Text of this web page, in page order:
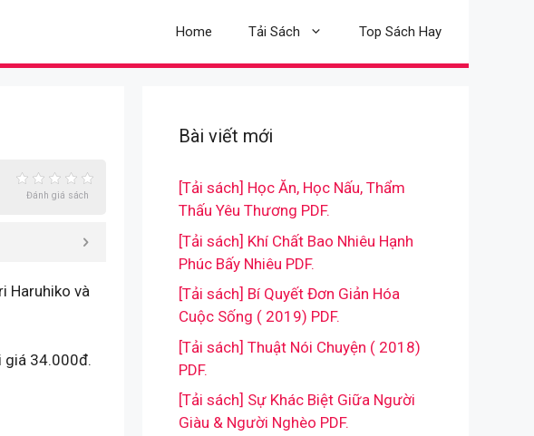
Home Tải Sách Top Sách Hay
Đánh giá sách
Haruhiko và
giá 34.000đ.
Bài viết mới
[Tải sách] Học Ăn, Học Nấu, Thẩm
Thấu Yêu Thương PDF.
[Tải sách] Khí Chất Bao Nhiêu Hạnh
Phúc Bấy Nhiêu PDF.
[Tải sách] Bí Quyết Đơn Giản Hóa
Cuộc Sống ( 2019) PDF.
[Tải sách] Thuật Nói Chuyện ( 2018)
PDF.
[Tải sách] Sự Khác Biệt Giữa Người
Giàu & Người Nghèo PDF.